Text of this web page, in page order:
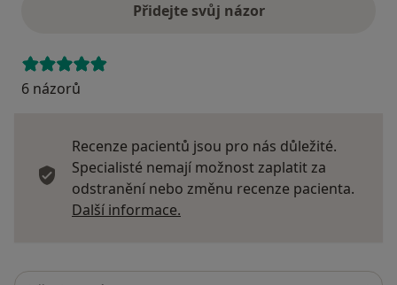
Přidejte svůj názor
6 názorů
Recenze pacientů jsou pro nás důležité.
Specialisté nemají možnost zaplatit za
odstranění nebo změnu recenze pacienta.
Další informace.